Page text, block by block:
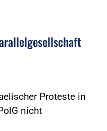
Proteste in
nicht